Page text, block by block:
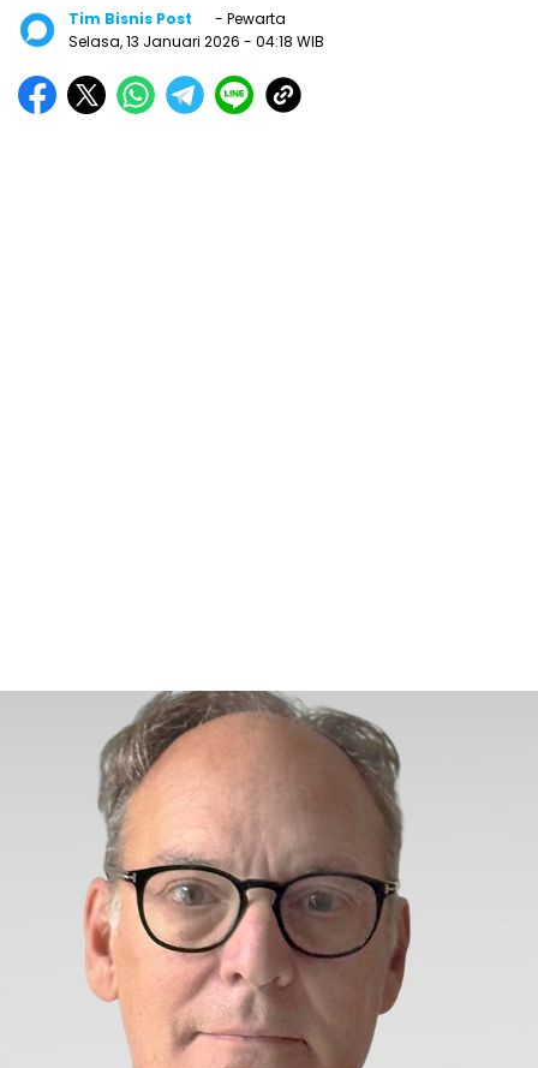
Tim Bisnis Post
- Pewarta
Selasa, 13 Januari 2026 - 04:18 WIB